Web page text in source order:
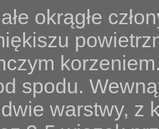
okrągłe
spodu.
warstwy, z